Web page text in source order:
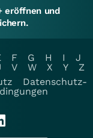
eröffnen und
F G H I
J
V W X Y
Z
Datenschutz-